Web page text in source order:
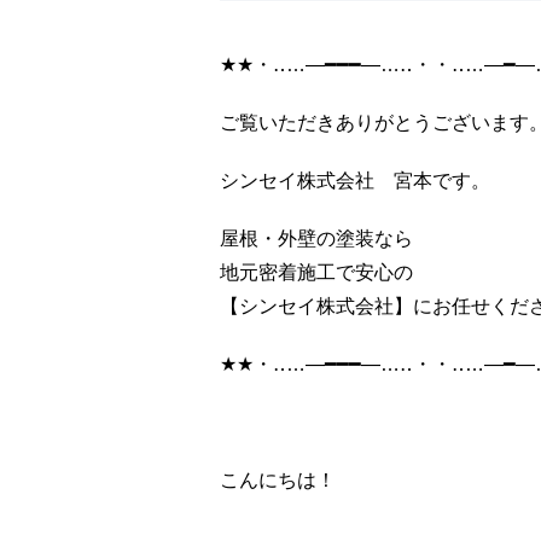
★★・‥…―━━━―…‥・・
ご覧いただきありがとうございます。
シンセイ株式会社 宮本です。
屋根・外壁の塗装なら
地元密着施工で安心の
【シンセイ株式会社】にお任せくだ
★★・‥…―━━━―…‥・・
こんにちは！